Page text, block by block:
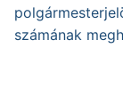
számának